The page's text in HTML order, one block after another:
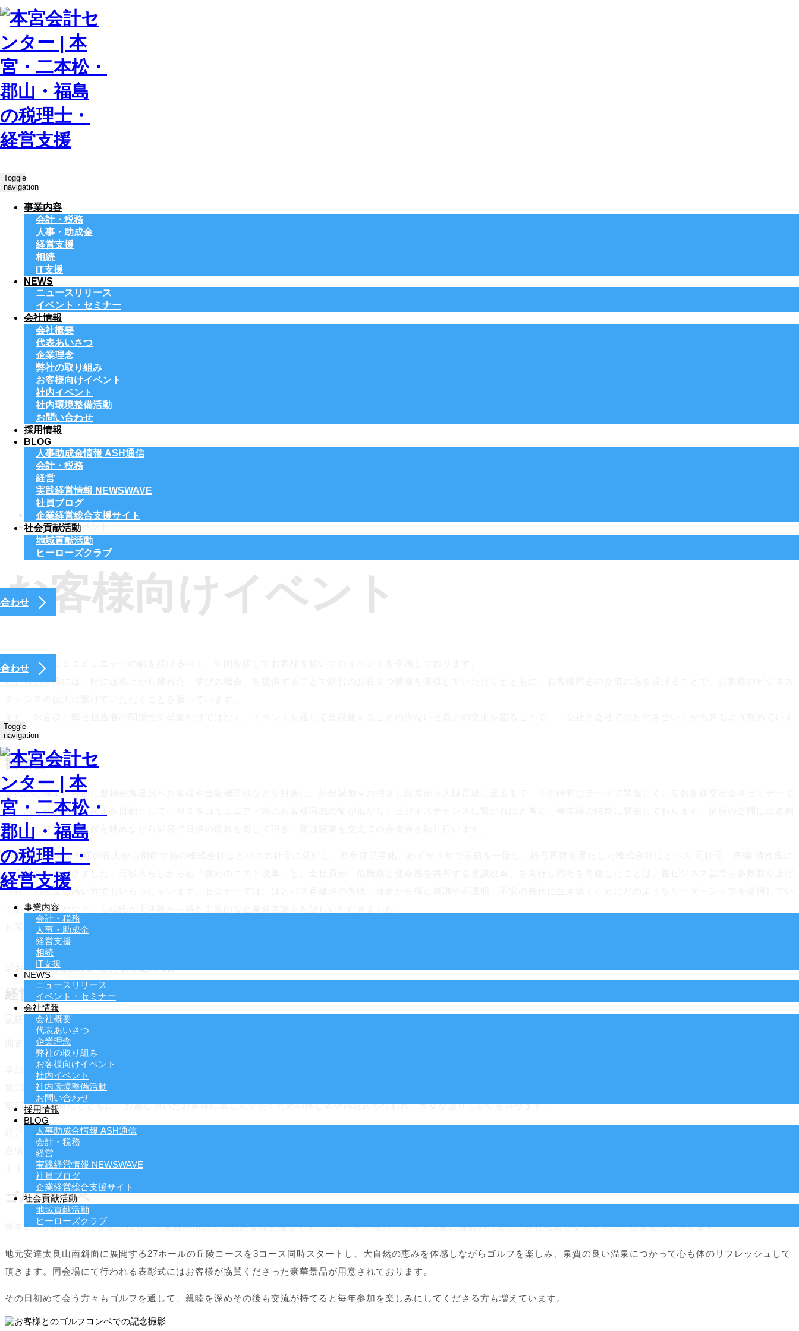
Toggle
navigation
事業内容
会計・税務
人事・助成金
経営支援
相続
IT支援
NEWS
ニュースリリース
イベント・セミナー
会社情報
会社概要
代表あいさつ
企業理念
弊社の取り組み
お客様向けイベント
社内イベント
社内環境整備活動
お問い合わせ
採用情報
BLOG
人事助成金情報 ASH通信
会計・税務
経営
実践経営情報 NEWSWAVE
社員ブログ
企業経営総合支援サイト
社会貢献活動
地域貢献活動
ヒーローズクラブ
わせ
わせ
Toggle
navigation
事業内容
会計・税務
人事・助成金
経営支援
相続
IT支援
NEWS
ニュースリリース
イベント・セミナー
会社情報
会社概要
代表あいさつ
企業理念
弊社の取り組み
お客様向けイベント
社内イベント
社内環境整備活動
お問い合わせ
採用情報
BLOG
人事助成金情報 ASH通信
会計・税務
経営
実践経営情報 NEWSWAVE
社員ブログ
企業経営総合支援サイト
社会貢献活動
地域貢献活動
ヒーローズクラブ
ホーム
お客様向けイベント
お客様向けイベント
弊社ではＭＣＳコミュニティの輪を拡げるべく、年間を通してお客
経営者の皆様には、時には机上から離れた「学びの機会」を提供す
す。
観桜会
春風が心地よい季節に磐梯熱海温泉へお客様や金融機関様などを対象に、外部講師をお招きし経営から人財育成に至るまで、その時旬なテーマで開催しているお客様交流会＆セミナーで
す。お客様の発展・向上を目的として、ＭＣＳコミュニティ内のお客様同志の輪が拡がり、ビジネスチャンスに繋がればと考え、毎年桜の時期に開催しております。講座の合間には名刺
交換会、終了後には桜を眺めながら温泉で日頃の疲れを癒して頂き、夜は講師を交えての会食会を執り行います。
2017年は、東京都庁の役人から倒産寸前の株式会社はとバスの社長に就任し、初年度黒字化、わずか４年で累積を一掃し、経営再建を果たした株式会社はとバス 元社長 宮端 清次氏に
ご講演をいただきました。元役人らしからぬ「攻めのコスト改革」と、全社員が「危機感と使命感を共有する意識改革」を実行し同社を再建したことは、各ビジネス誌でも多数取り上げ
られ、知名度の高い方でもいらっしゃいます。セミナーでは、はとバス再建時の失敗・挫折から得た教訓や不透明・不安の時代に生き抜くためにどのようなリーダーシップを発揮してい
く必要があるかなど、宮端氏が実体験から得た実践的な企業経営論をお話しいただきました。
お客様からは「企業を再生させた社長に学ぶ『経営論』は、多くの気づきと学びの場となった」や「失敗から学んだ机上ではない経営論…大変ためになった」など大変好評でした。
経営計画発表会
期首にお客様をはじめ金融機関様などをお招きし、今期の経営方針の発表を行い、社員一同が計画の実行に向けて決意を新たにする年に一度の大きなイベントです。
早朝より創業者の墓参りを全社員で行い、地元安達太良神社での祈願式を経て、郡山市内のホテルにて経営計画発表会が催されます。
第1部は厳粛な雰囲気の中、経営方針の発表を行います。
第2部は社員表彰とともに、お越し頂いたお客様に楽しんで頂くための催し者や内定式も行われ、大変な盛り上がりをみせます。
経営計画発表会では出席頂いた皆様へ弊社の経営計画書を進呈しております。経営計画書とは、今期弊社がどの様な計画のもと目標を達成していくか、各部署・部門が今期取組むべき重
点項目、働きやすい職場環境を作るためのルールに至るまで様々な行動計画が記されているものです。発表会は弊社社員がその経営計画書を如何に実践しているかを発表する場でもあり
ゴルフコンペ
毎年100名前後の方が参加される、大変好評頂いているお客様交流会です。プレー初心者の方からプロ級の腕前の方まで、弊社社員を交えて年に一度開催しております。
地元安達太良山南斜面に展開する27ホールの丘陵コースを3コース同時スタートし、大自然の恵みを体感しながらゴルフを楽しみ、泉質の良い温泉につかって心も体のリフレッシュして
頂きます。同会場にて行われる表彰式にはお客様が協賛くださった豪華景品が用意されております。
その日初めて会う方々もゴルフを通して、親睦を深めその後も交流が持てると毎年参加を楽しみにしてくださる方も増えています。